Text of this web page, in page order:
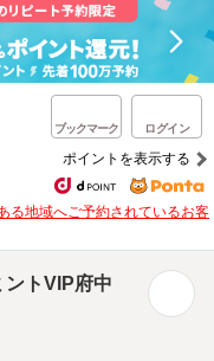
ブックマーク ログイン
ポイントを表示する
る地域へご予約されているお客
トVIP府中